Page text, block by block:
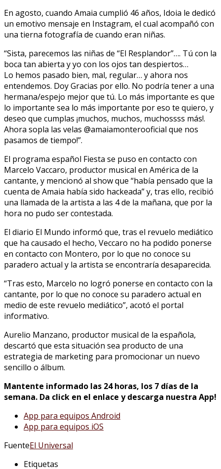
En agosto, cuando Amaia cumplió 46 años, Idoia le dedicó
un emotivo mensaje en Instagram, el cual acompañó con
una tierna fotografía de cuando eran niñas.
“Sista, parecemos las niñas de “El Resplandor”…. Tú con la
boca tan abierta y yo con los ojos tan despiertos…
Lo hemos pasado bien, mal, regular… y ahora nos
entendemos. Doy Gracias por ello. No podría tener a una
hermana/espejo mejor que tú. Lo más importante es que
lo importante sea lo más importante por eso te quiero, y
deseo que cumplas ¡muchos, muchos, muchossss más!.
Ahora sopla las velas @amaiamonterooficial que nos
pasamos de tiempo!”.
El programa español Fiesta se puso en contacto con
Marcelo Vaccaro, productor musical en América de la
cantante, y mencionó al show que “había pensado que la
cuenta de Amaia había sido hackeada” y, tras ello, recibió
una llamada de la artista a las 4 de la mañana, que por la
hora no pudo ser contestada.
El diario El Mundo informó que, tras el revuelo mediático
que ha causado el hecho, Veccaro no ha podido ponerse
en contacto con Montero, por lo que no conoce su
paradero actual y la artista se encontraría desaparecida.
“Tras esto, Marcelo no logró ponerse en contacto con la
cantante, por lo que no conoce su paradero actual en
medio de este revuelo mediático”, acotó el portal
informativo.
Aurelio Manzano, productor musical de la española,
descartó que esta situación sea producto de una
estrategia de marketing para promocionar un nuevo
sencillo o álbum.
Mantente informado las 24 horas, los 7 días de la
semana. Da click en el enlace y descarga nuestra App!
App para equipos Android
App para equipos iOS
FuenteEl Universal
Etiquetas